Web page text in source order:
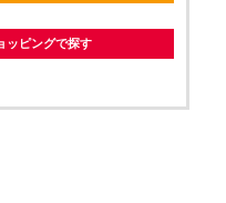
ッピングで探す